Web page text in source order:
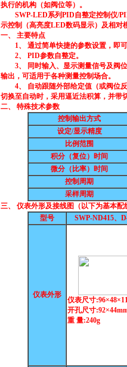
执行的机构（如阀位等）。
SWP-LED系列PID自整定控制仪/
示控制（高亮度LED数码显示）及相对
一、 主要特点
1、 通过简单快捷的参数设置，即可
2、 PID参数自整定。
3、 同时输入、显示测量信号及阀位
输出，可适用于各种测量控制场合。
4、 自动跟随外部给定值（或阀位反
切换至自动时，采用逼近法积算，并带
二、 特殊技术参数
控制输出方式
设定/显示精度
比例范围
积分（复位）时间
微分（比率）时间
控制周期
采样周期
三、 仪表外形及接线图（以下为基本
型号
SWP-ND415、
仪表外形
仪表尺寸
开孔尺寸
重 量:240g